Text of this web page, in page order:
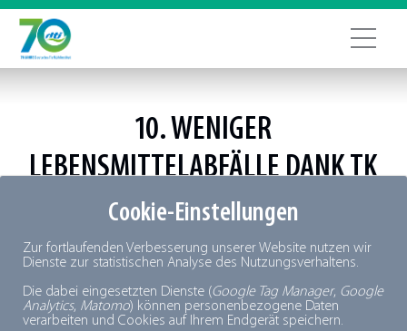
Cookie-Einstellungen
Zur fortlaufenden Verbesserung unserer Website nutzen wir
Dienste zur statistischen Analyse des Nutzungsverhaltens.
Die dabei eingesetzten Dienste (Google Tag Manager, Google
Analytics, Matomo) können personenbezogene Daten
verarbeiten und Cookies auf Ihrem Endgerät speichern.
10. WENIGER
LEBENSMITTELABFÄLLE DANK TK
Mit Tiefkühlprodukten gegen
Lebensmittelverschwendung.
TK trifft Politik: Alois Gerig, Bundestagsabgeordneter
und Landwirtschafts- und Ernährungsexperte kennt die
Bedeutung von Tiefkühlkost im Kampf gegen